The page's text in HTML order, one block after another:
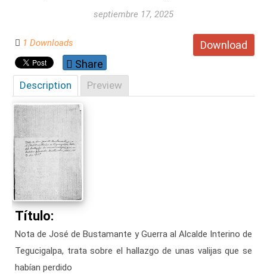
septiembre 17, 2025
Download
1 Downloads
Share
Description Preview
Título:
Nota de José de Bustamante y Guerra al Alcalde Interino de
Tegucigalpa, trata sobre el hallazgo de unas valijas que se
habían perdido